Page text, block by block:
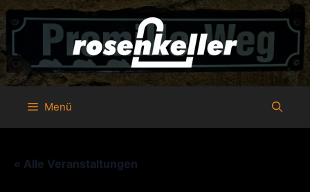
Zum
Inhalt
springen
Menü
« Alle Veranstaltungen